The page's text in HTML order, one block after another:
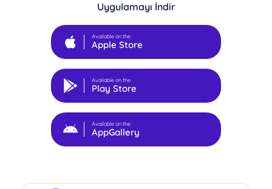
Uygulamayı İndir
Available on the
Apple Store
Available on the
Play Store
Available on the
AppGallery